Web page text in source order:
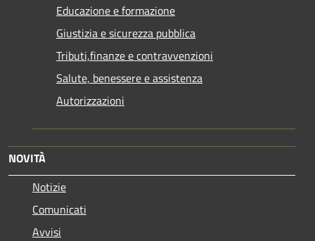
Educazione e formazione
Giustizia e sicurezza pubblica
Tributi,finanze e contravvenzioni
Salute, benessere e assistenza
Autorizzazioni
NOVITÀ
Notizie
Comunicati
Avvisi